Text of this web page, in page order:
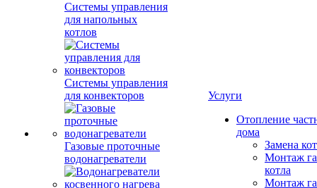
Системы управления
для напольных
котлов
Системы управления
для конвекторов
Газовые проточные
водонагреватели
Услуги
Отопление
дома
Замена
Монтаж
котла
Монтаж